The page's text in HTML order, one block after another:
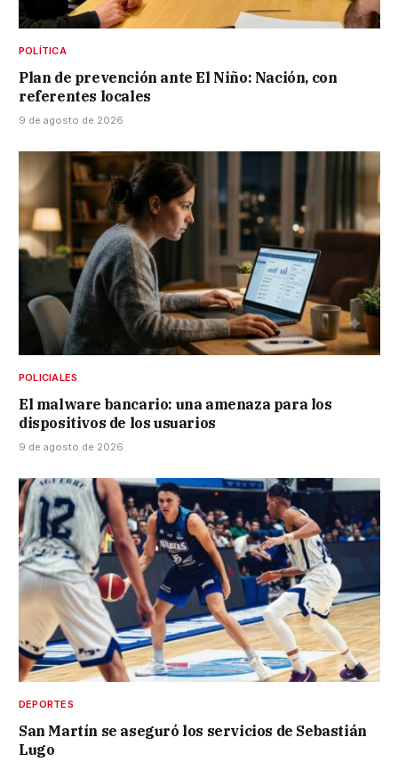
POLÍTICA
Plan de prevención ante El Niño: Nación, con
referentes locales
9 de agosto de 2026
POLICIALES
El malware bancario: una amenaza para los
dispositivos de los usuarios
9 de agosto de 2026
DEPORTES
San Martín se aseguró los servicios de Sebastián
Lugo